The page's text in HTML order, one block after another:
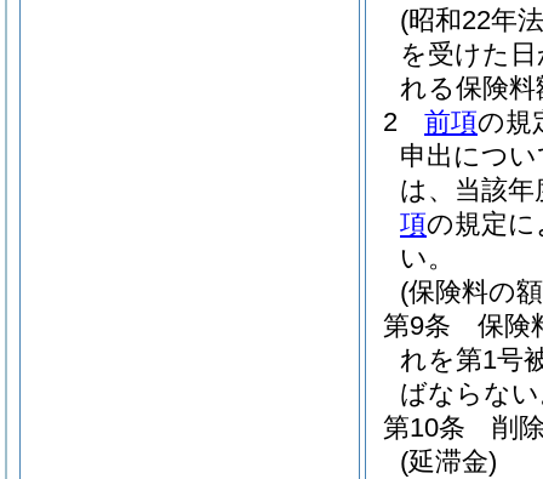
(昭和22年
を受けた
れる保険
2
前項の規
申出につ
は、当該
項の規定
い。
(保険料の
第9条
保険
れを第1号
ばならな
第10条
削
(延滞金)